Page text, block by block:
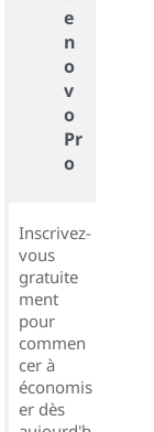
e
n
o
v
o
Pr
o
Inscrivez-
vous
gratuite
ment
pour
commen
cer à
économis
er dès